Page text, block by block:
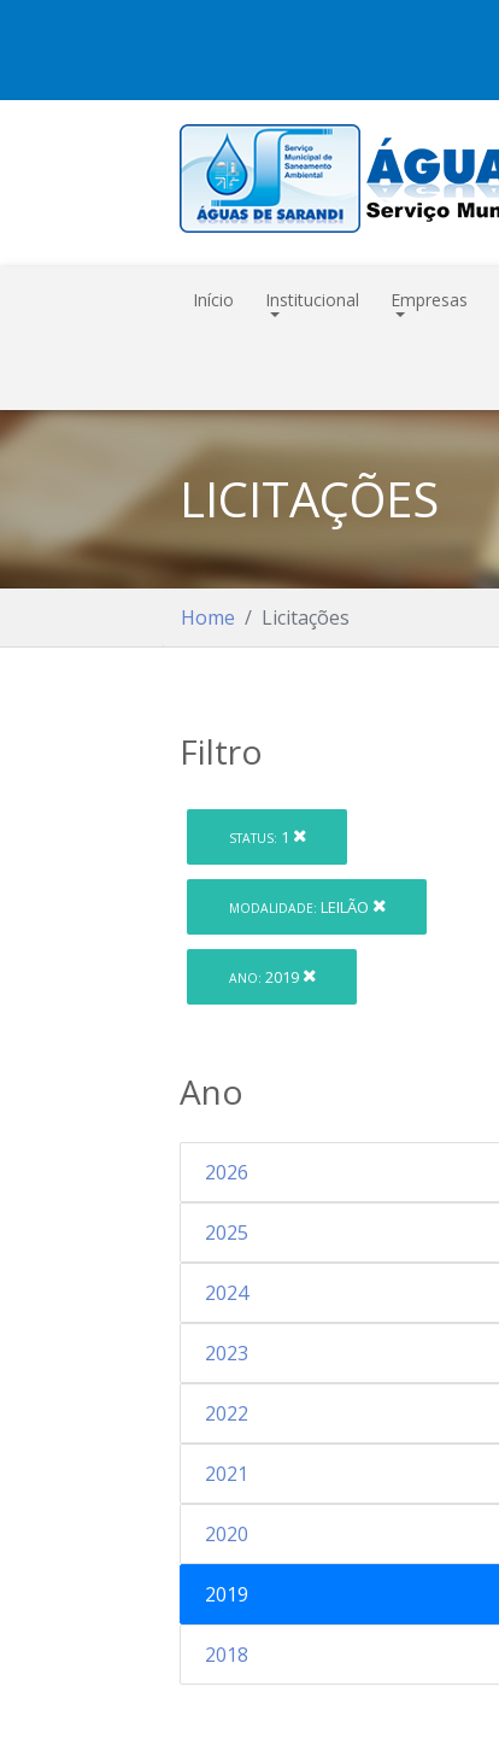
Início Institucional Empresas
LICITAÇÕES
Home Licitações
Filtro
STATUS: 1
MODALIDADE: LEILÃO
ANO: 2019
Ano
2026
2025
2024
2023
2022
2021
2020
2019
2018